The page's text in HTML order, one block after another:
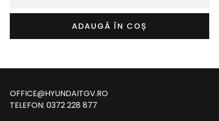
ADAUGĂ ÎN COȘ
OFFICE@HYUNDAITGV.RO
TELEFON: 0372 228 877